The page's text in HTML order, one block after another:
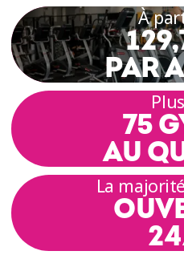
À
PAR
75
AU
La